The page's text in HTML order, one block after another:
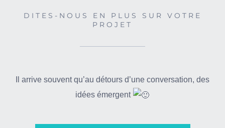
DITES-NOUS EN PLUS SUR VOTRE
PROJET
Il arrive souvent qu’au détours d’une conversation, des
idées émergent